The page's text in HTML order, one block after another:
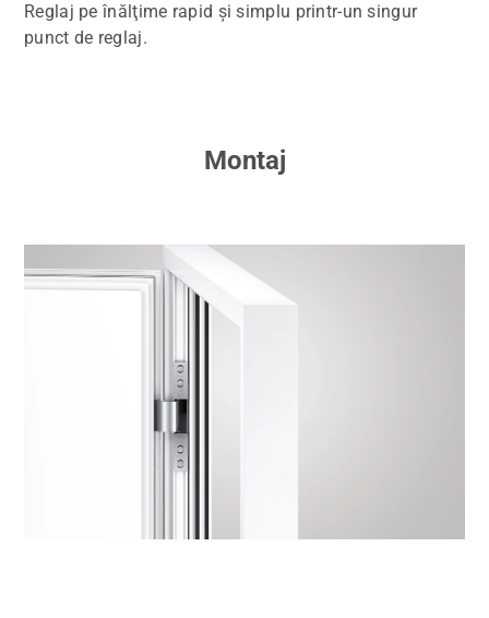
Reglaj pe înălţime rapid şi simplu printr-un singur
punct de reglaj.
Montaj